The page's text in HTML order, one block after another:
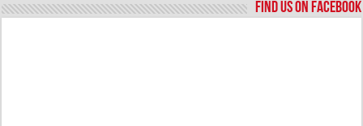
Find us on Facebook